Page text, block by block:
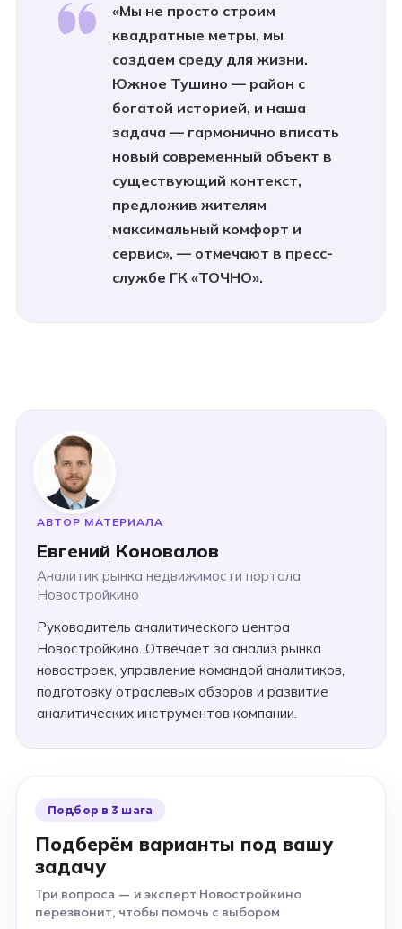
«Мы не просто строим
квадратные метры, мы
создаем среду для жизни.
Южное Тушино — район с
богатой историей, и наша
задача — гармонично вписать
новый современный объект в
существующий контекст,
предложив жителям
максимальный комфорт и
сервис», — отмечают в пресс-
службе ГК «ТОЧНО».
АВТОР МАТЕРИАЛА
Евгений Коновалов
Аналитик рынка недвижимости портала
Новостройкино
Руководитель аналитического центра
Новостройкино. Отвечает за анализ рынка
новостроек, управление командой аналитиков,
подготовку отраслевых обзоров и развитие
аналитических инструментов компании.
Подбор в 3 шага
Подберём варианты под вашу
задачу
Три вопроса — и эксперт Новостройкино
перезвонит, чтобы помочь с выбором